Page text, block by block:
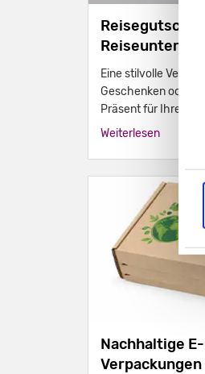
Eine stilvolle
Geschenken oder
Präsent für Ihre
persönliches
Weiterlesen
Nachhaltige
Verpackungen